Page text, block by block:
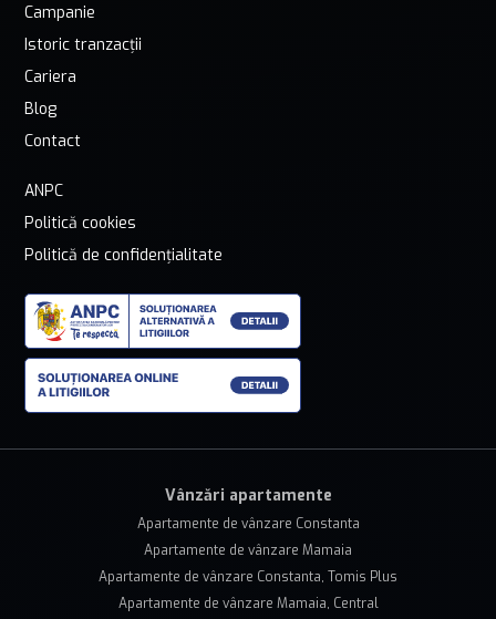
Campanie
Istoric tranzacții
Cariera
Blog
Contact
ANPC
Politică cookies
Politică de confidențialitate
Vânzări apartamente
Apartamente de vânzare Constanta
Apartamente de vânzare Mamaia
Apartamente de vânzare Constanta, Tomis Plus
Apartamente de vânzare Mamaia, Central